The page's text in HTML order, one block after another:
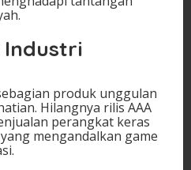
produk unggulan
Hilangnya rilis AAA
perangkat keras
mengandalkan game